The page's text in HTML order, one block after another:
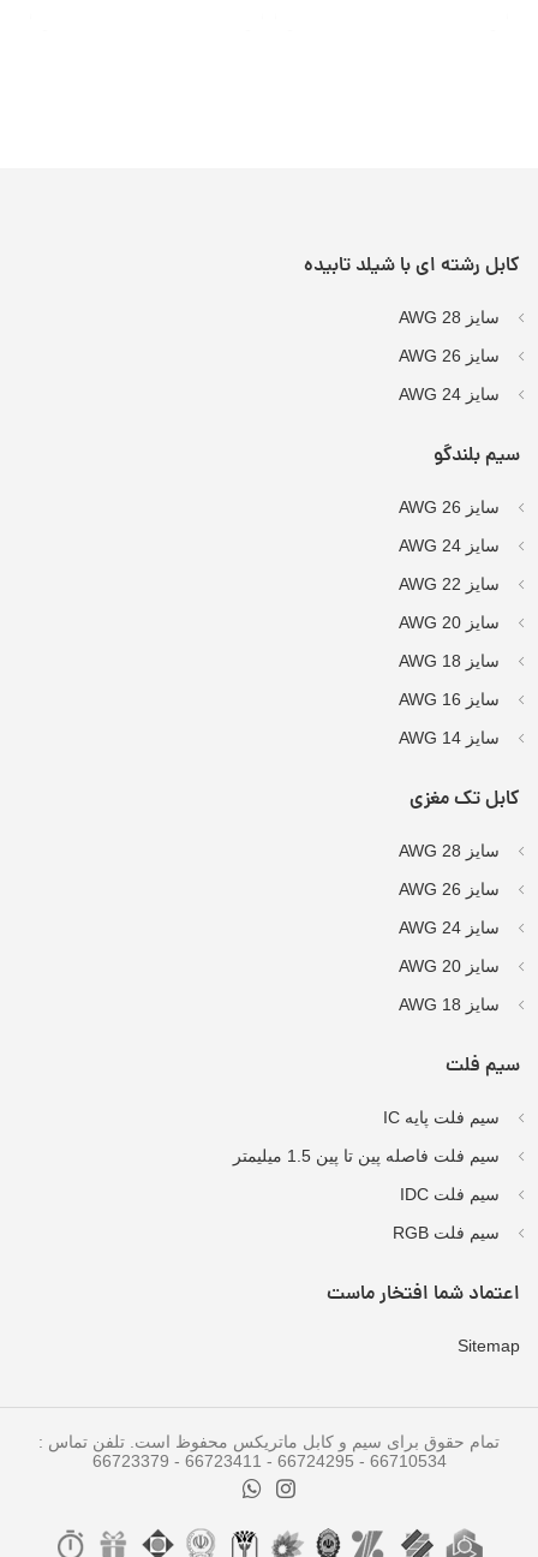
کابل رشته ای با شیلد تابیده
سایز AWG 28
سایز AWG 26
سایز AWG 24
سیم بلندگو
سایز AWG 26
سایز AWG 24
سایز AWG 22
سایز AWG 20
سایز AWG 18
سایز AWG 16
سایز AWG 14
کابل تک مغزی
سایز AWG 28
سایز AWG 26
سایز AWG 24
سایز AWG 20
سایز AWG 18
سیم فلت
سیم فلت پایه IC
سیم فلت فاصله پین تا پین 1.5 میلیمتر
سیم فلت IDC
سیم فلت RGB
اعتماد شما افتخار ماست
Sitemap
تمام حقوق برای سیم و کابل ماتریکس محفوظ است. تلفن تماس :
66710534 - 66724295 - 66723411 - 66723379